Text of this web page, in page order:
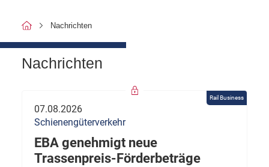
Nachrichten
Nachrichten
Rail Business
07.08.2026
Schienengüterverkehr
EBA genehmigt neue
Trassenpreis-Förderbeträge